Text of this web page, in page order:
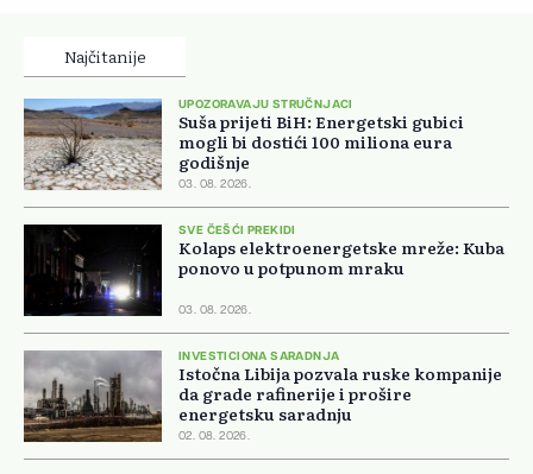
Najčitanije
UPOZORAVAJU STRUČNJACI
Suša prijeti BiH: Energetski gubici
mogli bi dostići 100 miliona eura
godišnje
03. 08. 2026.
SVE ČEŠĆI PREKIDI
Kolaps elektroenergetske mreže: Kuba
ponovo u potpunom mraku
03. 08. 2026.
INVESTICIONA SARADNJA
Istočna Libija pozvala ruske kompanije
da grade rafinerije i prošire
energetsku saradnju
02. 08. 2026.